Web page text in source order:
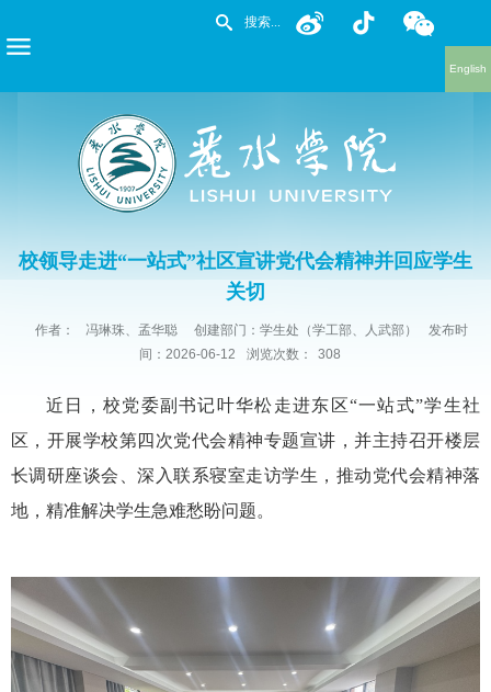
English
校领导走进“一站式”社区宣讲党代会精神并回应学生
关切
作者： 冯琳珠、孟华聪 创建部门：学生处（学工部、人武部）
发布时
间：2026-06-12
浏览次数： 308
近日，校党委副书记叶华松走进东区“一站式”学生社
区，开展学校第四次党代会精神专题宣讲，并主持召开楼层
长调研座谈会、深入联系寝室走访学生，推动党代会精神落
地，精准解决学生急难愁盼问题。